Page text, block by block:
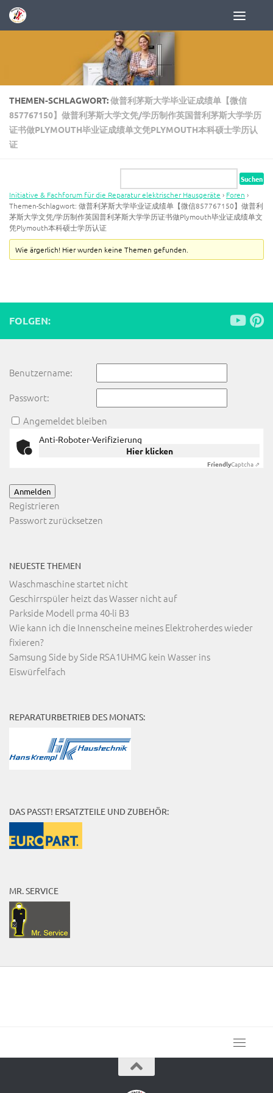
Zum Inhalt springen
THEMEN-SCHLAGWORT:做普利茅斯大学毕业证成绩单【微信
857767150】做普利茅斯大学文凭/学历制作英国普利茅斯大学学历
证书做PLYMOUTH毕业证成绩单文凭PLYMOUTH本科硕士学历认
证
Initiative & Fachforum für die Reparatur elektrischer Hausgeräte › Foren ›
Themen-Schlagwort: 做普利茅斯大学毕业证成绩单【微信857767150】做普利
茅斯大学文凭/学历制作英国普利茅斯大学学历证书做Plymouth毕业证成绩单文
凭Plymouth本科硕士学历认证
Wie ärgerlich! Hier wurden keine Themen gefunden.
FOLGEN:
Benutzername:
Passwort:
Angemeldet bleiben
Anti-Roboter-Verifizierung
Hier klicken
FriendlyCaptcha ⇗
Anmelden
Registrieren
Passwort zurücksetzen
NEUESTE THEMEN
Waschmaschine startet nicht
Geschirrspüler heizt das Wasser nicht auf
Parkside Modell prma 40-li B3
Wie kann ich die Innenscheine meines Elektroherdes wieder
fixieren?
Samsung Side by Side RSA1UHMG kein Wasser ins
Eiswürfelfach
REPARATURBETRIEB DES MONATS:
DAS PASST! ERSATZTEILE UND ZUBEHÖR:
MR. SERVICE